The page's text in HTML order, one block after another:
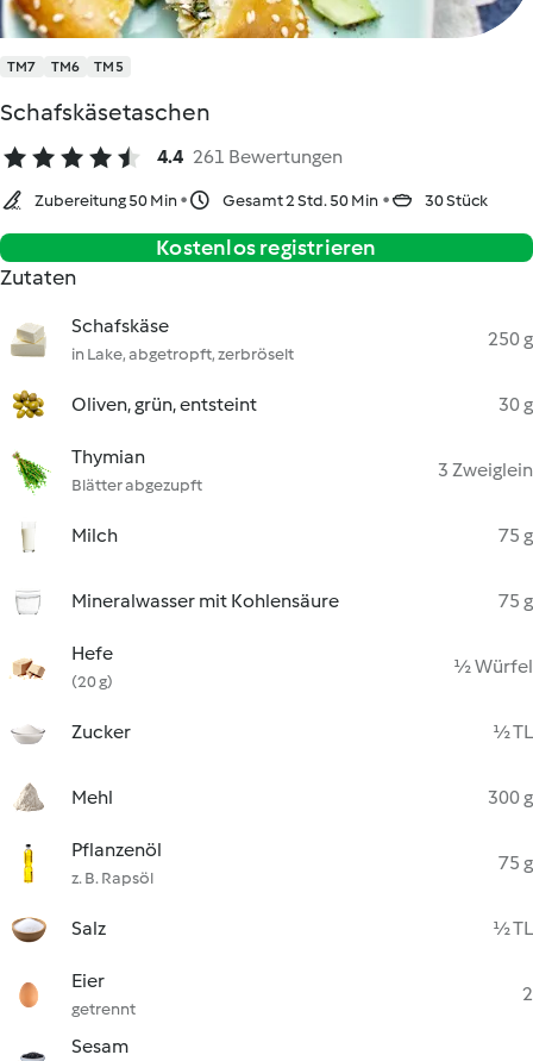
TM7 TM6 TM5
Schafskäsetaschen
4.4 261 Bewertungen
Zubereitung 50 Min Gesamt 2 Std. 50 Min 30 Stück
Kostenlos registrieren
Zutaten
Schafskäse
in Lake, abgetropft, zerbröselt
250 g
Oliven, grün, entsteint 30 g
Thymian
Blätter abgezupft
3 Zweiglein
Milch 75 g
Mineralwasser mit Kohlensäure 75 g
Hefe
(20 g)
½ Würfel
Zucker ½ TL
Mehl 300 g
Pflanzenöl
z. B. Rapsöl
75 g
Salz ½ TL
Eier
getrennt
2
Sesam